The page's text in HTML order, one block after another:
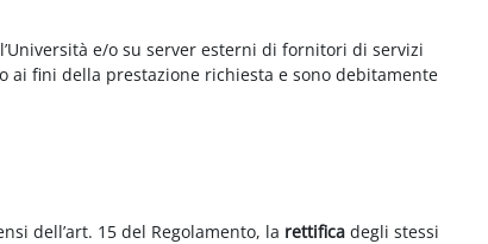
e/o su server esterni di fornitori di servizi
ai fini della prestazione richiesta e sono debitamente
dell’art. 15 del Regolamento, la rettificadegli stessi